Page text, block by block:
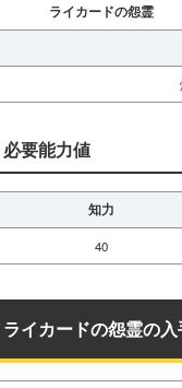
ライカードの怨霊
必要能力値
知力
40
ライカードの怨霊の